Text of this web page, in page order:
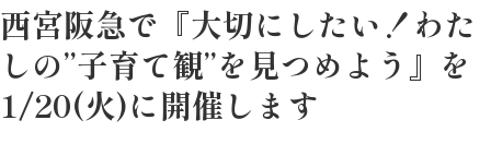
西宮阪急で『大切にしたい！わた
しの”子育て観”を見つめよう』を
1/20(火)に開催します